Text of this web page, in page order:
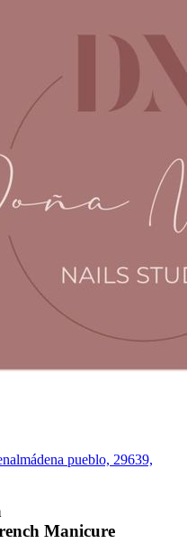
pueblo, 29639,
Manicure